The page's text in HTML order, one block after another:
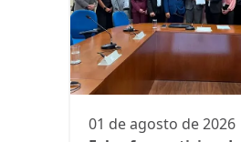
01 de agosto de 2026